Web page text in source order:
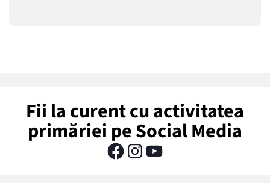
Fii la curent cu activitatea
primăriei pe Social Media